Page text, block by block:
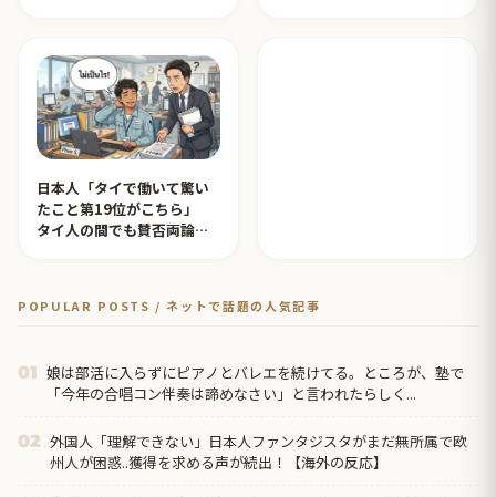
日本人「タイで働いて驚い
たこと第19位がこちら」
タイ人の間でも賛否両論
POPULAR POSTS / ネットで話題の人気記事
01 娘は部活に入らずにピアノとバレエを続けてる。ところが、塾で
「今年の合唱コン伴奏は諦めなさい」と言われたらしく...
02 外国人「理解できない」日本人ファンタジスタがまだ無所属で欧
州人が困惑..獲得を求める声が続出！【海外の反応】